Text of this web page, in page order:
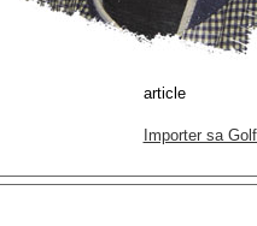
article
Importer sa